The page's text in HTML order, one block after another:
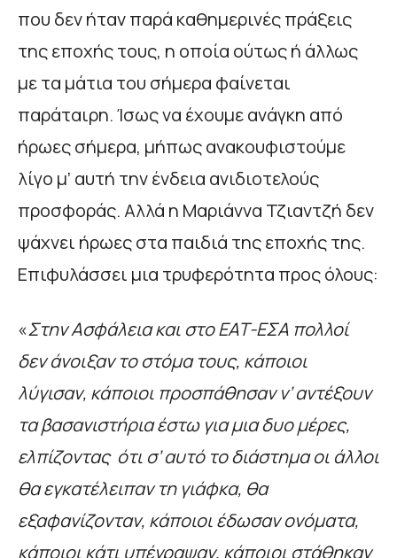
που δεν ήταν παρά καθημερινές πράξεις
της εποχής τους, η οποία ούτως ή άλλως
με τα μάτια του σήμερα φαίνεται
παράταιρη. Ίσως να έχουμε ανάγκη από
ήρωες σήμερα, μήπως ανακουφιστούμε
λίγο μ’ αυτή την ένδεια ανιδιοτελούς
προσφοράς. Αλλά η Μαριάννα Τζιαντζή δεν
ψάχνει ήρωες στα παιδιά της εποχής της.
Επιφυλάσσει μια τρυφερότητα προς όλους:
«Στην Ασφάλεια και στο ΕΑΤ-ΕΣΑ πολλοί
δεν άνοιξαν το στόμα τους, κάποιοι
λύγισαν, κάποιοι προσπάθησαν ν’ αντέξουν
τα βασανιστήρια έστω για μια δυο μέρες,
ελπίζοντας ότι σ’ αυτό το διάστημα οι άλλοι
θα εγκατέλειπαν τη γιάφκα, θα
εξαφανίζονταν, κάποιοι έδωσαν ονόματα,
κάποιοι κάτι υπέγραψαν, κάποιοι στάθηκαν